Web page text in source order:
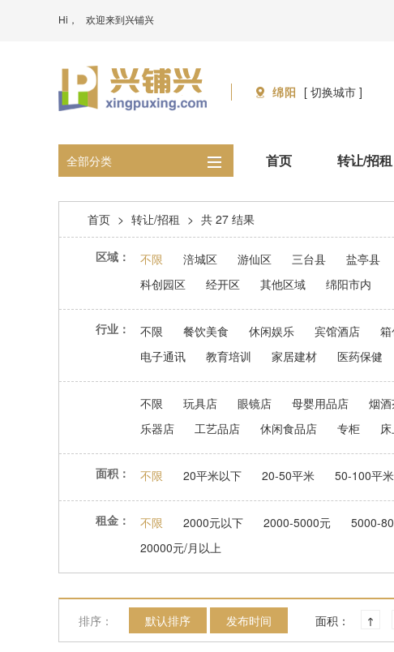
Hi， 欢迎来到兴铺兴
绵阳 [ 切换城市 ]
全部分类 首页 转让/招租
首页 > 转让/招租 > 共 27 结果
区域： 不限 涪城区 游仙区 三台县 盐亭县
科创园区
经开区 其他区域 绵阳市内
行业： 不限 餐饮美食 休闲娱乐 宾馆酒店
电子通讯
教育培训 家居建材 医药保健
不限 玩具店 眼镜店 母婴用品店 烟
乐器店
工艺品店 休闲食品店 专柜
面积： 不限 20平米以下 20-50平米 50-100平米
租金： 不限 2000元以下 2000-5000元 5000-
20000元/月以上
排序： 默认排序 发布时间 面积：